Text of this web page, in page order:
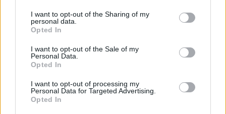
not limited to your visit or usage behaviour. You may click to
grant or deny consent to Google and its third-party tags to
use your data for below specified purposes in below Google
consent section.
I want to opt-out of the Sharing of my
personal data.
Opted In
I want to opt-out of the Sale of my
Personal Data.
Opted In
I want to opt-out of processing my
Personal Data for Targeted Advertising.
Opted In
Paolo Pinna
Martina Agostina Diturco